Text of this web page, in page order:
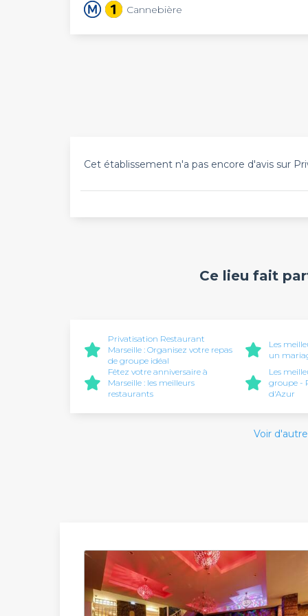
Cannebière
Cet établissement n'a pas encore d'avis sur
Ce lieu fait
Privatisation Restaurant
Marseille : Organisez votre repas
de groupe idéal
Les
un
Fêtez votre anniversaire à
Marseille : les meilleurs
restaurants
Les
groupe -
d'Azur
Voir